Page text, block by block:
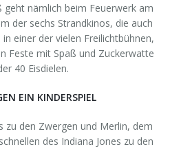
geht nämlich beim Feuerwerk am
der sechs Strandkinos, die auch
einer der vielen Freilichtbühnen,
Feste mit Spaß und Zuckerwatte
40 Eisdielen.
EIN KINDERSPIEL
zu den Zwergen und Merlin, dem
des Indiana Jones zu den